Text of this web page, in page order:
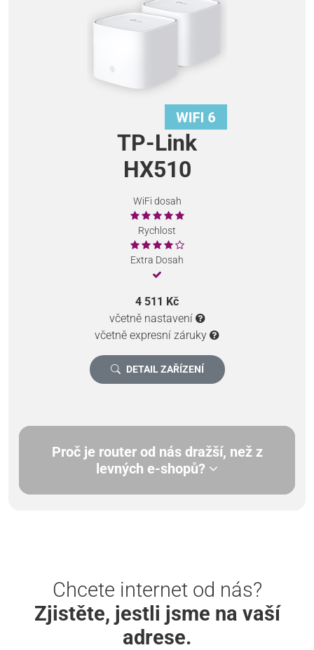
TP-Link
HX510
WiFi dosah
Rychlost
Extra Dosah
4 511 Kč
včetně nastavení
včetně expresní záruky
DETAIL ZAŘÍZENÍ
Proč je router od nás dražší, než z
levných e-shopů?
Chcete internet od nás?
Zjistěte, jestli jsme na vaší
adrese.